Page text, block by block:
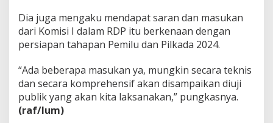
Dia juga mengaku mendapat saran dan masukan
dari Komisi I dalam RDP itu berkenaan dengan
persiapan tahapan Pemilu dan Pilkada 2024.
“Ada beberapa masukan ya, mungkin secara teknis
dan secara komprehensif akan disampaikan diuji
publik yang akan kita laksanakan,” pungkasnya.
(raf/lum)